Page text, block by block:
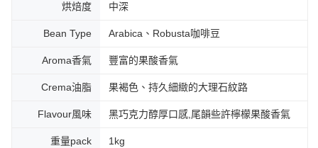
烘焙度 中深
Bean Type Arabica、Robusta咖啡豆
Aroma香氣 豐富的果酸香氣
Crema油脂 果褐色、持久細緻的大理石紋路
Flavour風味 黑巧克力醇厚口感,尾韻些許檸檬果酸香氣
重量pack 1kg